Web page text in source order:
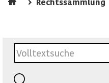
Rechtssammlung